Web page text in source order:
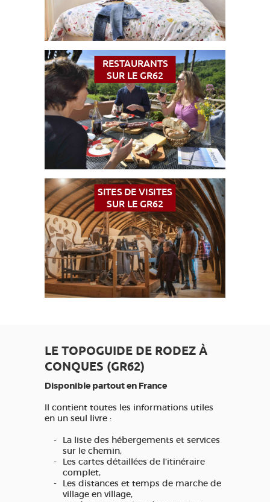
RESTAURANTS
SUR LE GR62
SITES DE VISITES
SUR LE GR62
LE TOPOGUIDE DE RODEZ À
CONQUES (GR62)
Disponible partout en France
Il contient toutes les informations utiles
en un seul livre :
La liste des hébergements et services
sur le chemin,
Les cartes détaillées de l’itinéraire
complet,
Les distances et temps de marche de
village en village,